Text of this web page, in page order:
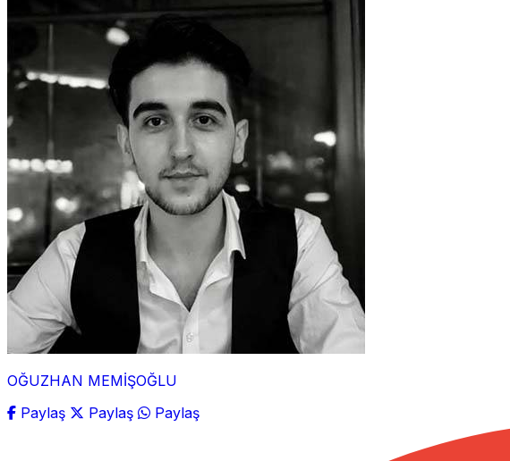
OĞUZHAN MEMİŞOĞLU
Paylaş
Paylaş Paylaş